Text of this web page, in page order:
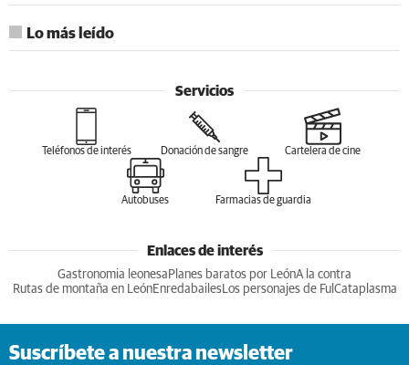
Lo más leído
Servicios
Teléfonos de interés Donación de sangre Cartelera de cine
Autobuses Farmacias de guardia
Enlaces de interés
Gastronomia leonesa Planes baratos por LeónA la contra
Rutas de montaña en LeónEnredabailesLos personajes de Ful Cataplasma
Suscríbete a nuestra newsletter